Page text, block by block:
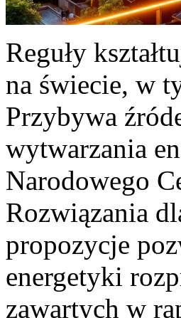
Reguły
na świecie, w
Przybywa
wytwarzania
Narodowego
Rozwiązania
propozycje
energetyki
zawartych w